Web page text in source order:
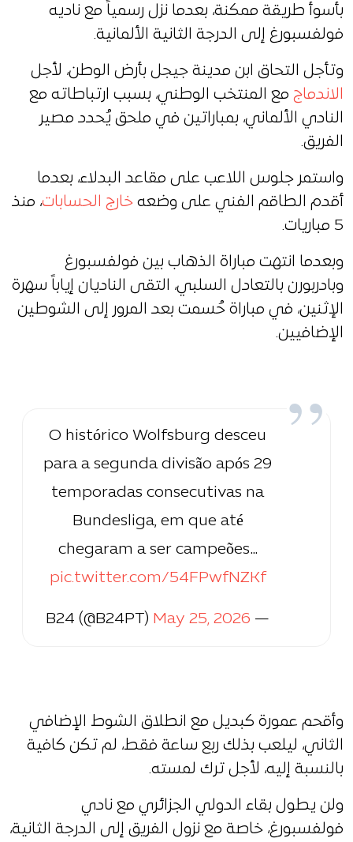
بأسوأ طريقة ممكنة، بعدما نزل رسمياً مع ناديه
فولفسبورغ إلى الدرجة الثانية الألمانية.
وتأجل التحاق ابن مدينة جيجل بأرض الوطن، لأجل
الاندماج مع المنتخب الوطني، بسبب ارتباطاته مع
النادي الألماني، بمباراتين في ملحق يُحدد مصير
الفريق.
واستمر جلوس اللاعب على مقاعد البدلاء، بعدما
أقدم الطاقم الفني على وضعه خارج الحسابات، منذ
5 مباريات.
وبعدما انتهت مباراة الذهاب بين فولفسبورغ
وبادربورن بالتعادل السلبي، التقى الناديان إياباً سهرة
الإثنين، في مباراة حُسمت بعد المرور إلى الشوطين
الإضافيين.
O histórico Wolfsburg desceu
para a segunda divisão após 29
temporadas consecutivas na
Bundesliga, em que até
chegaram a ser campeões…
pic.twitter.com/54FPwfNZKf
— B24 (@B24PT)
May 25, 2026
وأقحم عمورة كبديل مع انطلاق الشوط الإضافي
الثاني، ليلعب بذلك ربع ساعة فقط، لم تكن كافية
بالنسبة إليه، لأجل ترك لمسته.
ولن يطول بقاء الدولي الجزائري مع نادي
فولفسبورغ، خاصة مع نزول الفريق إلى الدرجة الثانية،